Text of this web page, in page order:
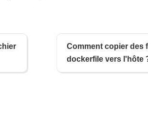
Comment copier des
dockerfile vers l'hôte